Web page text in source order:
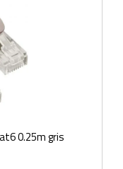
0.25m gris